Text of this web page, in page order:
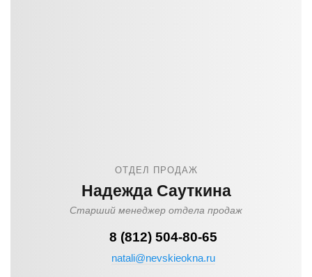
ОТДЕЛ ПРОДАЖ
Надежда Сауткина
Старший менеджер отдела продаж
8 (812) 504-80-65
natali@nevskieokna.ru